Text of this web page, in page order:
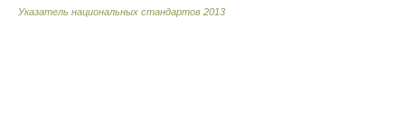
Указатель национальных стандартов 2013